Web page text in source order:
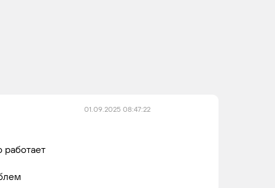
01.09.2025 08:47:22
работает